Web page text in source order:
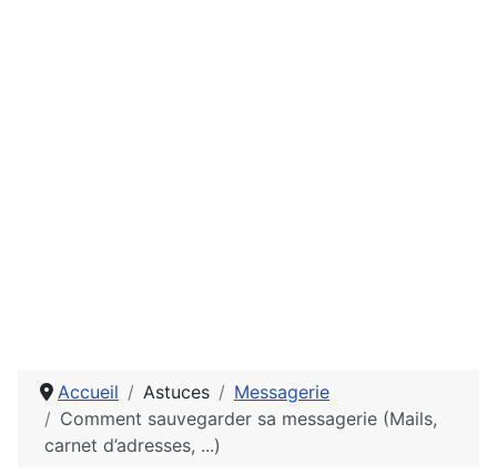
Accueil Astuces
Messagerie
Comment sauvegarder sa messagerie (Mails,
carnet d’adresses, ...)